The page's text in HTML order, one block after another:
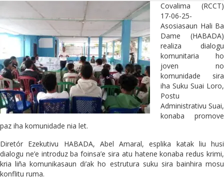
Covalima (RCCT)
17-06-25-
Asosiasaun Hali Ba
Dame (HABADA)
realiza dialogu
komunitaria ho
joven no
komunidade sira
iha Suku Suai Loro,
Postu
Administrativu Suai,
konaba promove
paz iha komunidade nia let.
Diretór Ezekutivu HABADA, Abel Amaral, esplika katak liu husi
dialogu ne’e introduz ba foinsa’e sira atu hatene konaba redus krimi,
kria liña komunikasaun di’ak ho estrutura suku sira bainhira mosu
konflitu ruma.